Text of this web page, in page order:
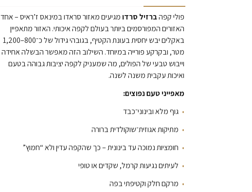
פולי קפהברזיל סרדומגיעים מאזור סראדו במינאס ז’ראיס – אחד
האזורים המפורסמים ביותר בעולם לקפה איכותי. האזור מתאפיין
באקלים יבש יחסית בעונת הקטיף, בגובהי גידול של כ־800–1,200
מטר, ובקרקע פורייה במיוחד. השילוב הזה מאפשר הבשלה אחידה
וייבוש טבעי של הפולים, מה שמעניק לקפה יציבות גבוהה בטעם
ואיכות עקבית משנה לשנה.
מאפייני טעם נפוצים:
גוף מלא ובינוני־כבד
מתיקות אגוזית־שוקולדית ברורה
חומציות נמוכה עד בינונית – כך שהקפה עדין ולא “חמוץ”
לעיתים נגיעות קרמל, שקדים או טופי
מרקם חלק וקטיפתי בפה